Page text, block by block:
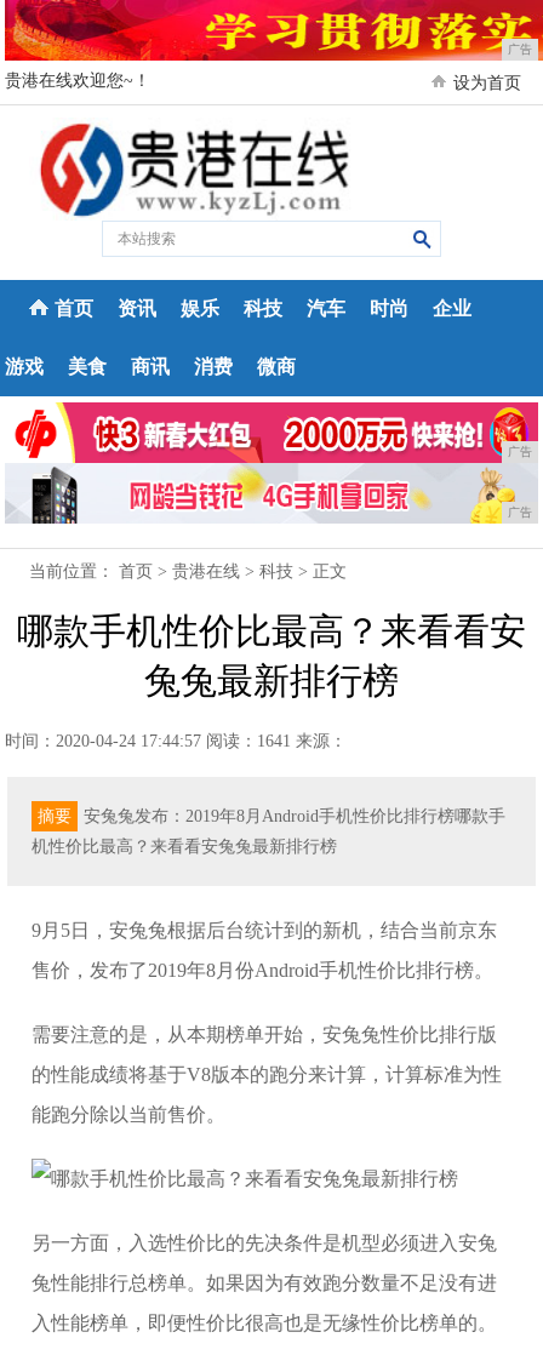
广告
贵港在线欢迎您~！ 设为首页
首页 资讯 娱乐 科技 汽车 时尚 企业
游戏 美食 商讯 消费 微商
广告
广告
当前位置：首页 >贵港在线 >科技 > 正文
哪款手机性价比最高？来看看安
兔兔最新排行榜
时间：2020-04-24 17:44:57 阅读：1641 来源：
摘要
安兔兔发布：2019年8月Android手机性价比排行榜哪款手
机性价比最高？来看看安兔兔最新排行榜
9月5日，安兔兔根据后台统计到的新机，结合当前京东
售价，发布了2019年8月份Android手机性价比排行榜。
需要注意的是，从本期榜单开始，安兔兔性价比排行版
的性能成绩将基于V8版本的跑分来计算，计算标准为性
能跑分除以当前售价。
另一方面，入选性价比的先决条件是机型必须进入安兔
兔性能排行总榜单。如果因为有效跑分数量不足没有进
入性能榜单，即便性价比很高也是无缘性价比榜单的。